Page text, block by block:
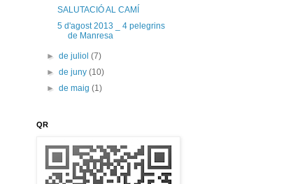
SALUTACIÓ AL CAMÍ
5 d'agost 2013 _ 4 pelegrins
de Manresa
►de juliol(7)
►de juny(10)
►de maig(1)
QR